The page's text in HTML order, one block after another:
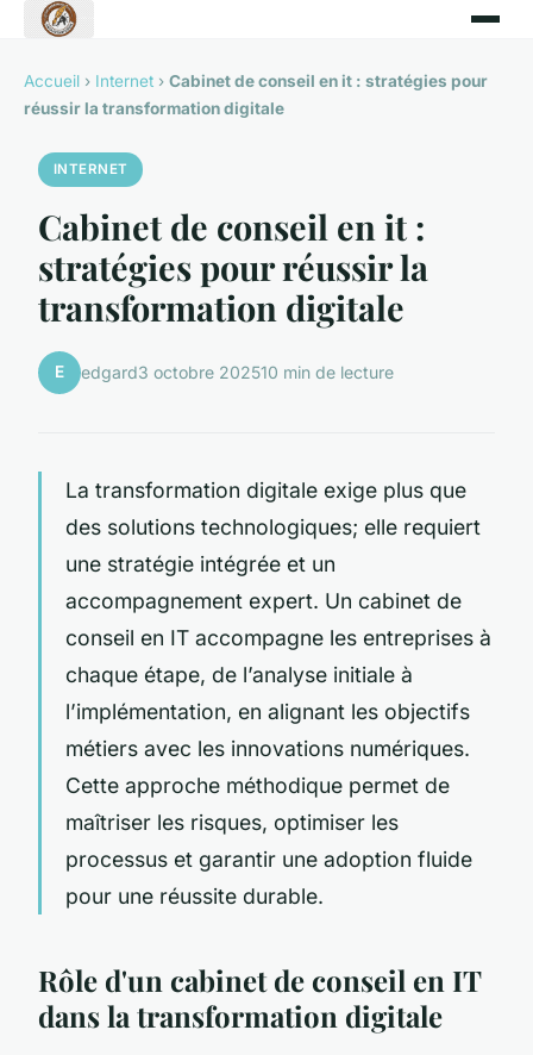
Accueil › Internet › Cabinet de conseil en it : stratégies pour
réussir la transformation digitale
INTERNET
Cabinet de conseil en it :
stratégies pour réussir la
transformation digitale
E edgard3 octobre 202510 min de lecture
La transformation digitale exige plus que
des solutions technologiques; elle requiert
une stratégie intégrée et un
accompagnement expert. Un cabinet de
conseil en IT accompagne les entreprises à
chaque étape, de l’analyse initiale à
l’implémentation, en alignant les objectifs
métiers avec les innovations numériques.
Cette approche méthodique permet de
maîtriser les risques, optimiser les
processus et garantir une adoption fluide
pour une réussite durable.
Rôle d'un cabinet de conseil en IT
dans la transformation digitale